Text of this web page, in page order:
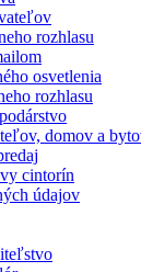
rozhlasu
osvetlenia
rozhlasu
domov a
cintorín
údajov